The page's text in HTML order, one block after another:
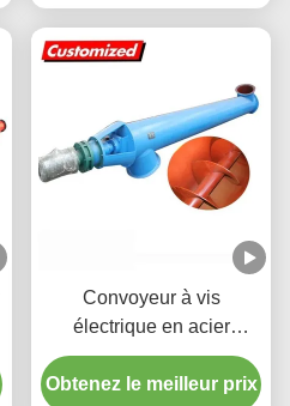
Convoyeur à vis
électrique en acier
inoxydable résistant à la
chaleur pour le transport
Obtenez le meilleur prix